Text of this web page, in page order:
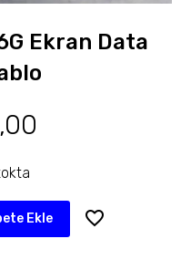
Ekran Data
Ekle